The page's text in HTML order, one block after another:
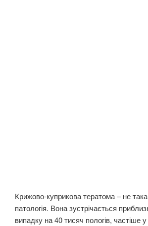
Крижово-куприкова тератома – не така
патологія. Вона зустрічається
випадку на 40 тисяч пологів, частіше